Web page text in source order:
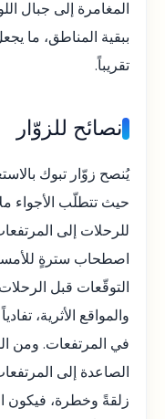
المغامرة إلى جبال
ببقية المناطق، ما
تقريباً.
نصائح للزوّار
يُنصح زوّار تبوك
حيث تتطلّب الأجواء
للرحلات إلى
اصطحاب سترةٍ
التوقّعات قبل
والمواقع الأثرية،
في المرتفعات. ومن
الصاعدة إلى
زلقةً وخطرة، فيكون